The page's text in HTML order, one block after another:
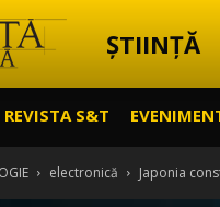
Știință
ȘTIINȚĂ
REVISTA S&T
electronică Japonia